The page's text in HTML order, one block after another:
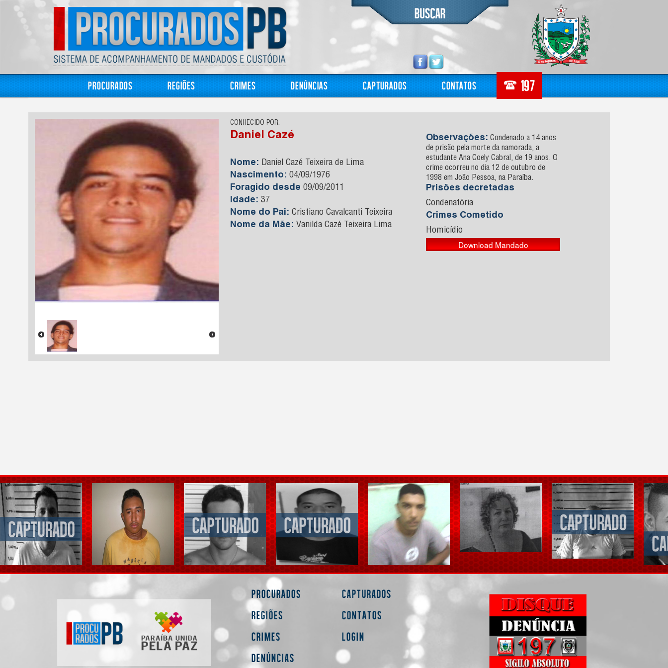
Procurados Regiões Crimes Denúncias Capturados Contatos
CONHECIDO POR:
Daniel Cazé
Nome: Daniel Cazé Teixeira de Lima
Nascimento: 04/09/1976
Foragido desde 09/09/2011
Idade: 37
Nome do Pai: Cristiano Cavalcanti Teixeira
Nome da Mãe: Vanilda Cazé Teixeira Lima
Observações: Condenado a 14 anos
de prisão pela morte da namorada, a
estudante Ana Coely Cabral, de 19 anos. O
crime ocorreu no dia 12 de outubro de
1998 em João Pessoa, na Paraíba.
Prisões decretadas
Condenatória
Crimes Cometido
Homicídio
Download Mandado
Procurados
Regiões
Crimes
Denúncias
Capturados
Contatos
Login